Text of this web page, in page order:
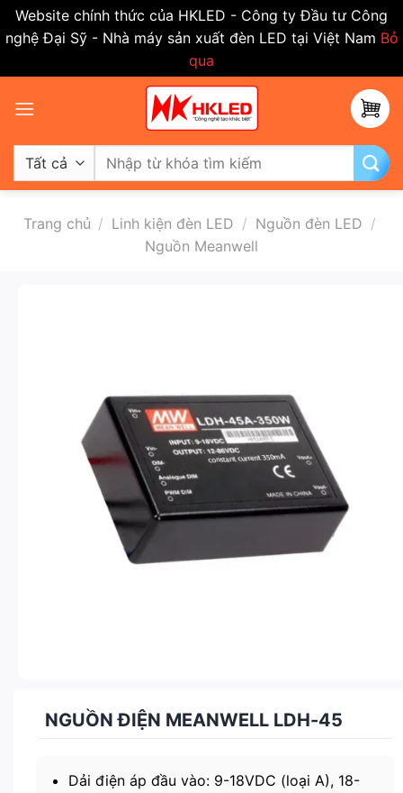
Website chính thức của HKLED - Công ty Đầu tư Công
nghệ Đại Sỹ - Nhà máy sản xuất đèn LED tại Việt Nam Bỏ
qua
qua
dung
Tìm
kiếm:
Trang chủ / Linh kiện đèn LED / Nguồn đèn LED /
Nguồn Meanwell
NGUỒN ĐIỆN MEANWELL LDH-45
Dải điện áp đầu vào: 9-18VDC (loại A), 18-